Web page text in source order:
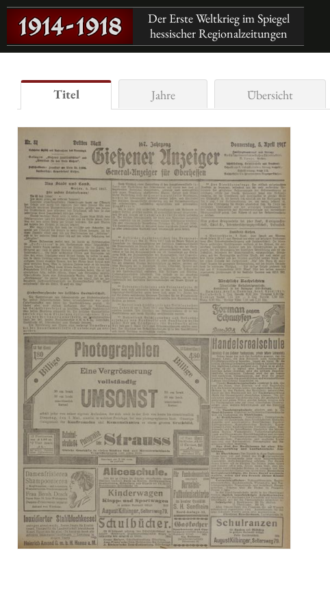
Der Erste Weltkrieg im Spiegel
hessischer Regionalzeitungen
Titel Jahre Übersicht